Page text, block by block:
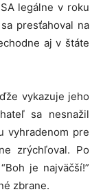
legálne v roku
presťahoval na
aj v štáte
vykazuje jeho
sa nesnažil
vyhradenom pre
zrýchľoval. Po
je najväčší!”
zbrane.